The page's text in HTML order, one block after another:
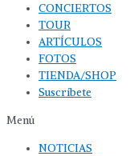
CONCIERTOS
TOUR
ARTÍCULOS
FOTOS
TIENDA/SHOP
Suscríbete
Menú
NOTICIAS